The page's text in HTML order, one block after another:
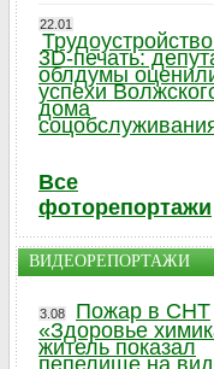
22.01
3D-печать:
облдумы
успехи
дома
Все
фоторепортажи
ВИДЕОРЕПОРТАЖИ
3.08
Пожар в СНТ
«Здоровье
житель показал
пепелище на